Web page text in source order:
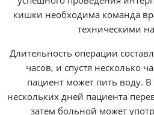
кишки необходима команда
техническими
Длительность операции
часов, и спустя несколько
пациент может пить воду.
нескольких дней пациента
затем больной может